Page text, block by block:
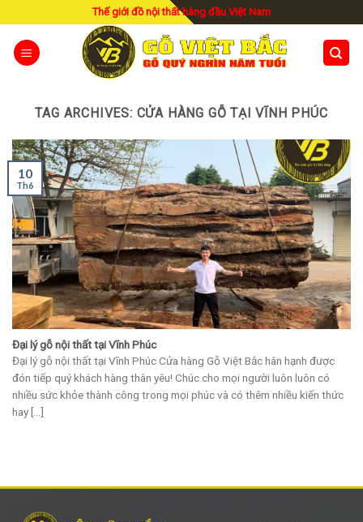
to
content
Thế giới đồ nội thất hàng đầu Việt Nam
TAG ARCHIVES: CỬA HÀNG GỖ TẠI VĨNH PHÚC
Đại lý gỗ nội thất tại Vĩnh Phúc
Đại lý gỗ nội thất tại Vĩnh Phúc Cửa hàng Gỗ Việt Bắc hân hạnh được
đón tiếp quý khách hàng thân yêu! Chúc cho mọi người luôn luôn có
nhiều sức khỏe thành công trong mọi phúc và có thêm nhiều kiến thức
hay [...]
10
Th6